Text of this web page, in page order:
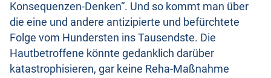
Konsequenzen-Denken“. Und so kommt man über
die eine und andere antizipierte und befürchtete
Folge vom Hundersten ins Tausendste. Die
Hautbetroffene könnte gedanklich darüber
katastrophisieren, gar keine Reha-Maßnahme